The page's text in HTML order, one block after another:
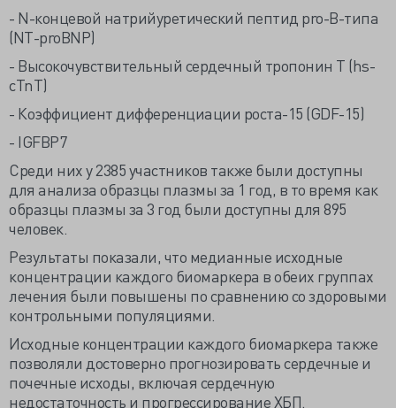
- N-концевой натрийуретический пептид pro-B-типа
(NT-proBNP)
- Высокочувствительный сердечный тропонин Т (hs-
cTnT)
- Коэффициент дифференциации роста-15 (GDF-15)
- IGFBP7
Среди них у 2385 участников также были доступны
для анализа образцы плазмы за 1 год, в то время как
образцы плазмы за 3 год были доступны для 895
человек.
Результаты показали, что медианные исходные
концентрации каждого биомаркера в обеих группах
лечения были повышены по сравнению со здоровыми
контрольными популяциями.
Исходные концентрации каждого биомаркера также
позволяли достоверно прогнозировать сердечные и
почечные исходы, включая сердечную
недостаточность и прогрессирование ХБП.